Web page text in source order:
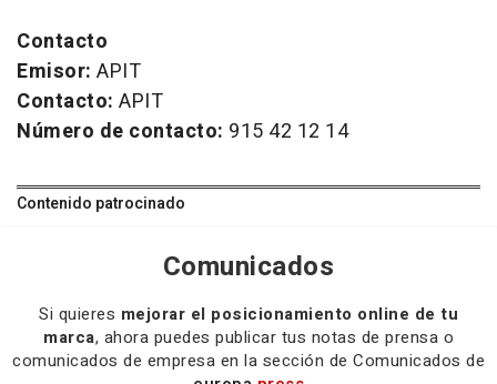
Contacto
Emisor: APIT
Contacto: APIT
Número de contacto: 915 42 12 14
Contenido patrocinado
Comunicados
Si quieres mejorar el posicionamiento online de tu
marca, ahora puedes publicar tus notas de prensa o
comunicados de empresa en la sección de Comunicados de